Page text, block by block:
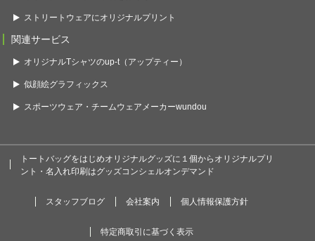
ストリートウェアにオリジナルプリント
関連サービス
オリジナルTシャツのup-t（アップティー）
似顔絵グラフィックス
スポーツウェア・チームウェアメーカーwundou
トートバッグをはじめオリジナルグッズに１個からオリジナルプリ
ント・名入れ印刷はグッズコンシェルオンデマンド
スタッフブログ 会社案内 個人情報保護方針
特定商取引に基づく表示